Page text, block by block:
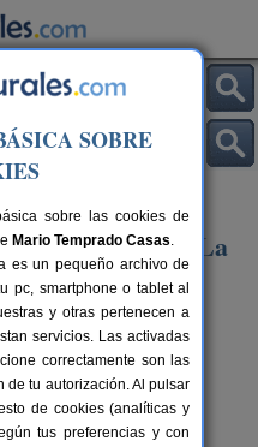
Miñambres de La
SOBRE
sobre las cookies de
Mario Temprado Casas.
es un pequeño archivo de
pc, smartphone o tablet al
y otras pertenecen a
servicios. Las activadas
correctamente son las
de tu autorización. Al pulsar
de cookies (analíticas y
tus preferencias y con